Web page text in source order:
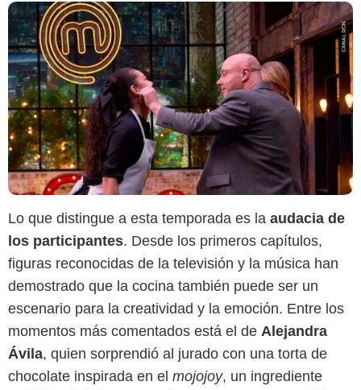
Lo que distingue a esta temporada es la audacia de
los participantes. Desde los primeros capítulos,
figuras reconocidas de la televisión y la música han
demostrado que la cocina también puede ser un
escenario para la creatividad y la emoción. Entre los
momentos más comentados está el de Alejandra
Ávila, quien sorprendió al jurado con una torta de
chocolate inspirada en el mojojoy, un ingrediente